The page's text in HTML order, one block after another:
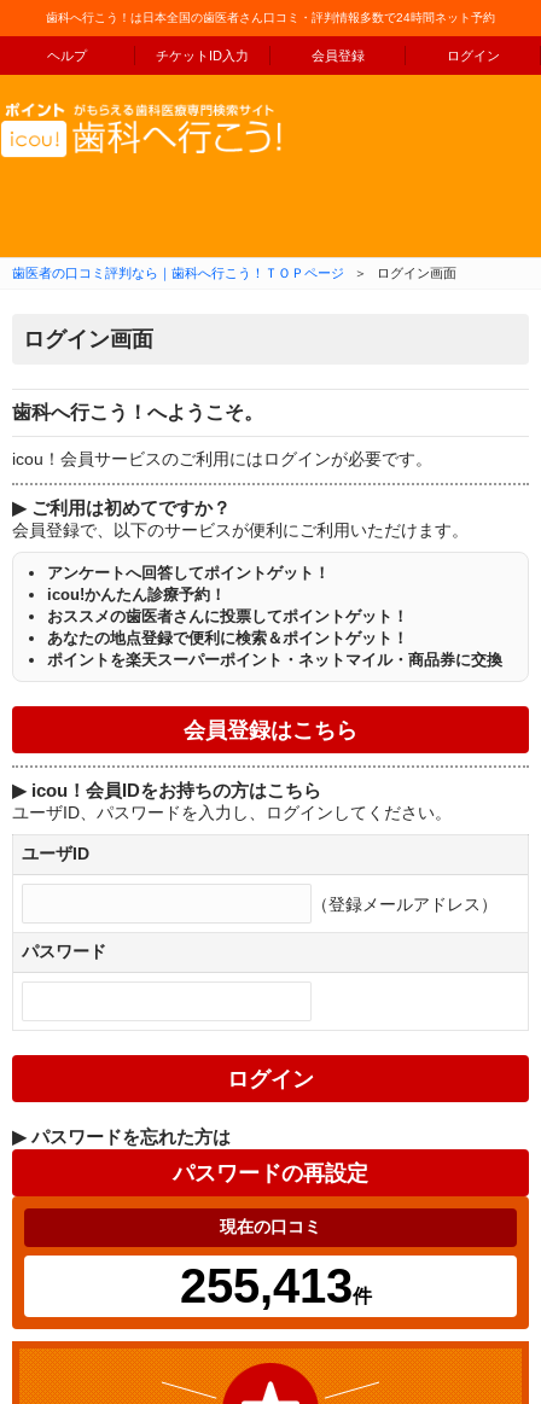
歯科へ行こう！は日本全国の歯医者さん口コミ・評判情報多数で24時間ネット予約
ヘルプ チケットID入力 会員登録 ログイン
コンテンツへ移動
歯医者の口コミ評判なら｜歯科へ行こう！ＴＯＰページ ＞ ログイン画面
ログイン画面
歯科へ行こう！へようこそ。
icou！会員サービスのご利用にはログインが必要です。
▶ ご利用は初めてですか？
会員登録で、以下のサービスが便利にご利用いただけます。
アンケートへ回答してポイントゲット！
icou!かんたん診療予約！
おススメの歯医者さんに投票してポイントゲット！
あなたの地点登録で便利に検索＆ポイントゲット！
ポイントを楽天スーパーポイント・ネットマイル・商品券に交換
▶ icou！会員IDをお持ちの方はこちら
ユーザID、パスワードを入力し、ログインしてください。
ユーザID
（登録メールアドレス）
パスワード
▶ パスワードを忘れた方は
現在の口コミ
255,413件